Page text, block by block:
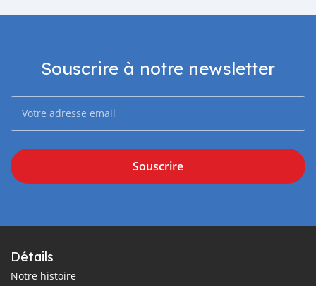
Souscrire à notre newsletter
Souscrire
Détails
Notre histoire